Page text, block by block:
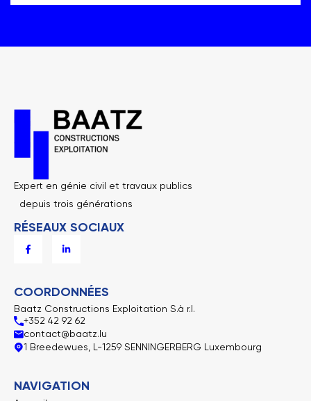
Expert en génie civil et travaux publics
depuis trois générations
RÉSEAUX SOCIAUX
a
c
o
-
f
i
i
-
i
n
COORDONNÉES
Baatz Constructions Exploitation S.à r.l.
+352 42 92 62
contact@baatz.lu
1 Breedewues, L-1259 SENNINGERBERG Luxembourg
NAVIGATION